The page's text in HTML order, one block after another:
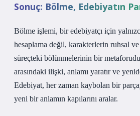
Sonuç: Bölme, Edebiyatın
Bölme işlemi, bir edebiyatçı için
hesaplama değil, karakterlerin ruhsal
süreçteki bölünmelerinin bir
arasındaki ilişki, anlamı yaratır ve
Edebiyat, her zaman kaybolan bir
yeni bir anlamın kapılarını aralar.